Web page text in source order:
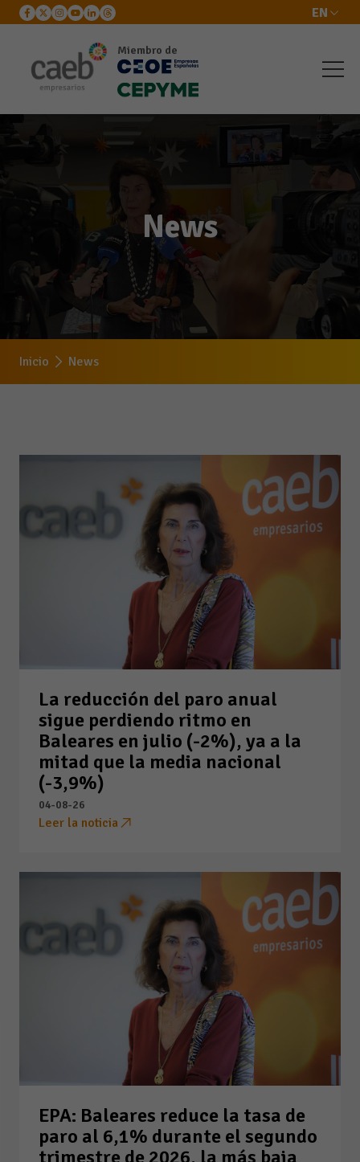
EN
Miembro de
News
Inicio News
La reducción del paro anual
sigue perdiendo ritmo en
Baleares en julio (-2%), ya a la
mitad que la media nacional
(-3,9%)
04-08-26
Leer la noticia
EPA: Baleares reduce la tasa de
paro al 6,1% durante el segundo